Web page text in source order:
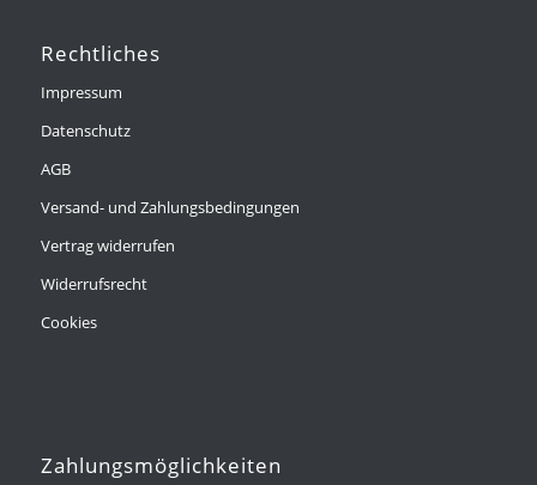
Rechtliches
Impressum
Datenschutz
AGB
Versand- und Zahlungsbedingungen
Vertrag widerrufen
Widerrufsrecht
Cookies
Zahlungsmöglichkeiten